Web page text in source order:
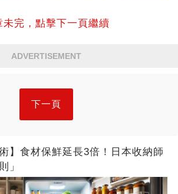
未完，點擊下一頁繼續
ADVERTISEMENT
下一頁
】食材保鮮延長3倍！日本收納師
」